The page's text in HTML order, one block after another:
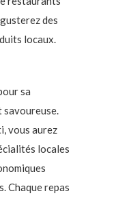
des
locaux.
sa
vous aurez
locales
Chaque repas